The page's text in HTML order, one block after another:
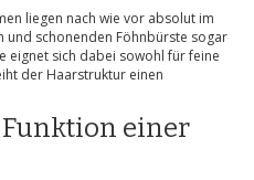
liegen nach wie vor absolut im
schonenden Föhnbürste sogar
eignet sich dabei sowohl für feine
der Haarstruktur einen
einer